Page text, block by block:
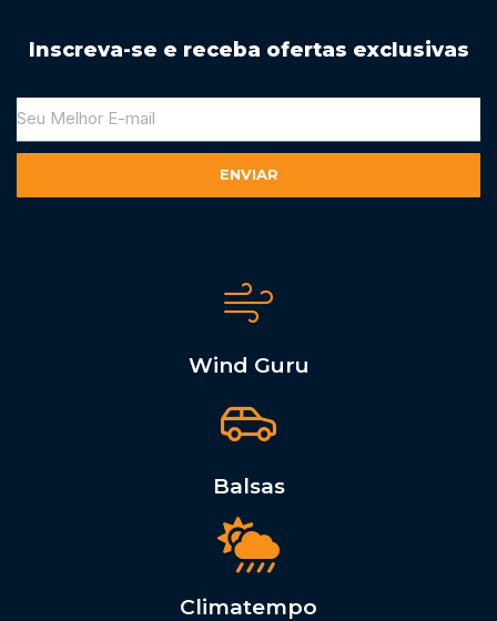
Inscreva-se e receba ofertas exclusivas
ENVIAR
Wind Guru
Balsas
Climatempo